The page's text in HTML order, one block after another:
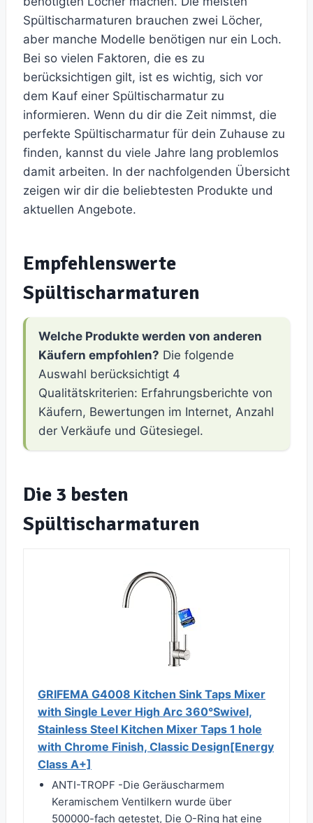
Spültischarmaturen brauchen zwei Löcher,
aber manche Modelle benötigen nur ein Loch.
Bei so vielen Faktoren, die es zu
berücksichtigen gilt, ist es wichtig, sich vor
dem Kauf einer Spültischarmatur zu
informieren. Wenn du dir die Zeit nimmst, die
perfekte Spültischarmatur für dein Zuhause zu
finden, kannst du viele Jahre lang problemlos
damit arbeiten. In der nachfolgenden Übersicht
zeigen wir dir die beliebtesten Produkte und
aktuellen Angebote.
Empfehlenswerte
Spültischarmaturen
Welche Produkte werden von anderen
Käufern empfohlen? Die folgende
Auswahl berücksichtigt 4
Qualitätskriterien: Erfahrungsberichte von
Käufern, Bewertungen im Internet, Anzahl
der Verkäufe und Gütesiegel.
Die 3 besten
Spültischarmaturen
GRIFEMA G4008 Kitchen Sink Taps Mixer
with Single Lever High Arc 360°Swivel,
Stainless Steel Kitchen Mixer Taps 1 hole
with Chrome Finish, Classic Design[Energy
Class A+]
ANTI-TROPF -Die Geräuscharmem
Keramischem Ventilkern wurde über
500000-fach getestet, Die O-Ring hat eine